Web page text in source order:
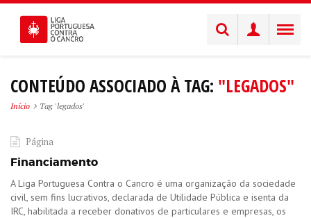
CONTEÚDO ASSOCIADO À TAG: "LEGADOS"
Início Tag 'legados'
Página
Financiamento
A Liga Portuguesa Contra o Cancro é uma organização da sociedade
civil, sem fins lucrativos, declarada de Utilidade Pública e isenta da
IRC, habilitada a receber donativos de particulares e empresas, os